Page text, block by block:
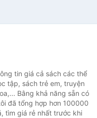
tin giá cả sách các thể
tập, sách trẻ em, truyện
Bằng khả năng sẵn có
đã tổng hợp hơn 100000
tìm giá rẻ nhất trước khi